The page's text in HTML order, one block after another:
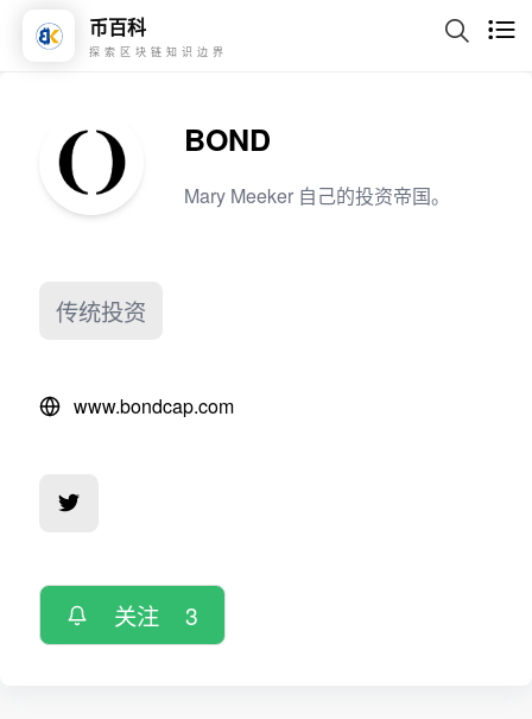
币百科
探索区块链知识边界
BOND
Mary Meeker 自己的投资帝国。
传统投资
www.bondcap.com
关注 3